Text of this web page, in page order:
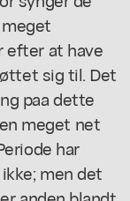
efter at have
sig til. Det
paa dette
meget net
har
men det